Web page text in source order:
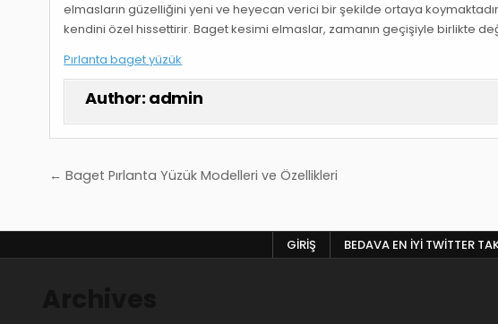
elmasların güzelliğini yeni ve heyecan verici bir şekilde ortaya
kendini özel hissettirir. Baget kesimi elmaslar, zamanın geçişiyle birlikte
Pırlanta baget yüzük
Author: admin
Yazı
← Baget Pırlanta Yüzük Modelleri ve Özellikleri
GIRIŞ BEDAVA EN İYI TWITTER